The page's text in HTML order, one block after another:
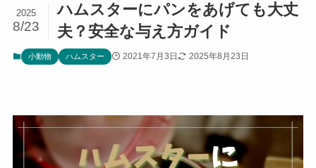
ハムスターにパンをあげても大丈
夫？安全な与え方ガイド
2025
8/23
小動物 ハムスター 2021年7月3日 2025年8月23日